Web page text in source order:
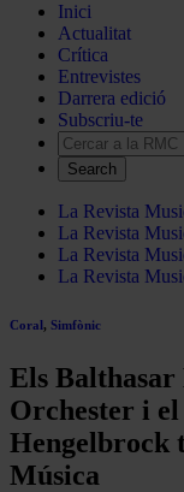
Inici
Actualitat
Crítica
Entrevistes
Darrera edició
Subscriu-te
Search
La Revista
La Revista
La Revista
La Revista
Coral, Simfònic
Els
Orchester i
Hengelbrock
Música